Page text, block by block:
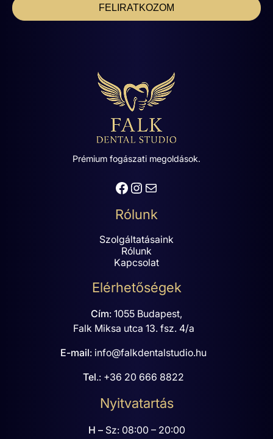
FELIRATKOZOM
Prémium fogászati megoldások.
Facebook Instagram Mail
Rólunk
Szolgáltatásaink
Rólunk
Kapcsolat
Elérhetőségek
Cím: 1055 Budapest,
Falk Miksa utca 13. fsz. 4/a
E-mail: info@falkdentalstudio.hu
Tel.: +36 20 666 8822
Nyitvatartás
H – Sz: 08:00 – 20:00